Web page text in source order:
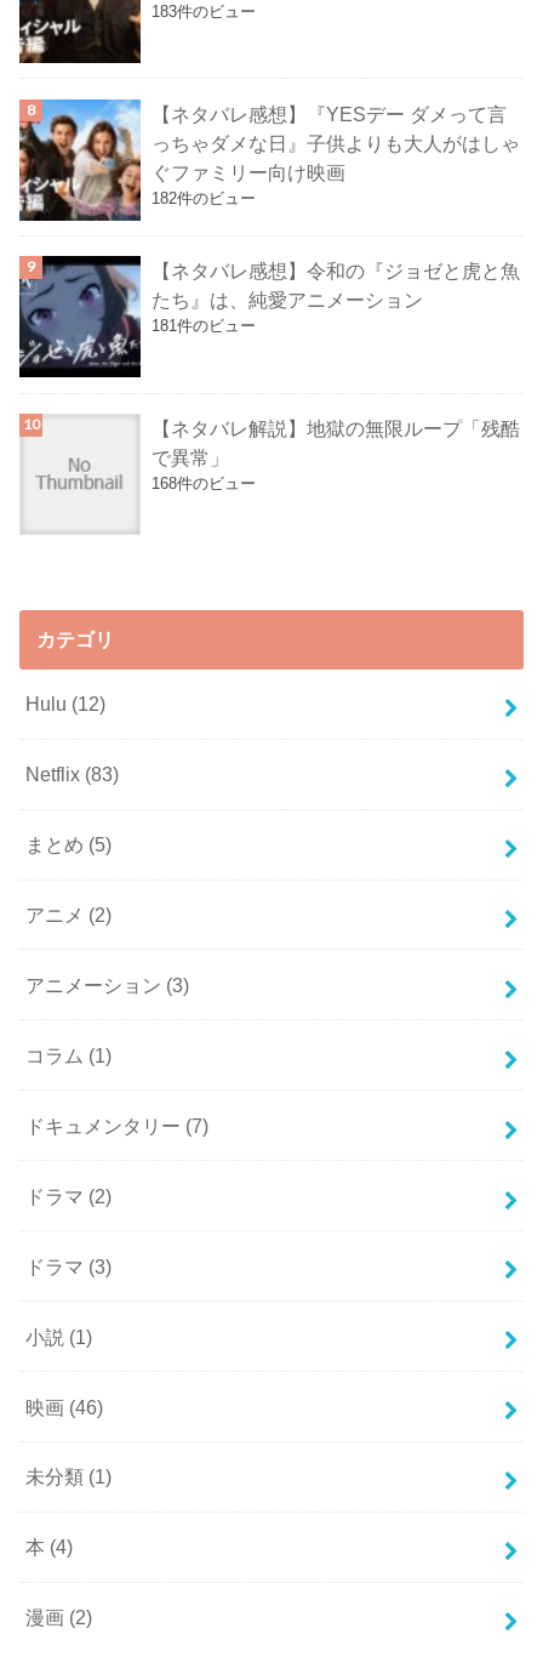
183件のビュー
【ネタバレ感想】『YESデー ダメって言
っちゃダメな日』子供よりも大人がはしゃ
ぐファミリー向け映画
182件のビュー
【ネタバレ感想】令和の『ジョゼと虎と魚
たち』は、純愛アニメーション
181件のビュー
【ネタバレ解説】地獄の無限ループ「残酷
で異常」
168件のビュー
カテゴリ
Hulu (12)
Netflix (83)
まとめ (5)
アニメ (2)
アニメーション (3)
コラム (1)
ドキュメンタリー (7)
ドラマ (2)
ドラマ (3)
小説 (1)
映画 (46)
未分類 (1)
本 (4)
漫画 (2)